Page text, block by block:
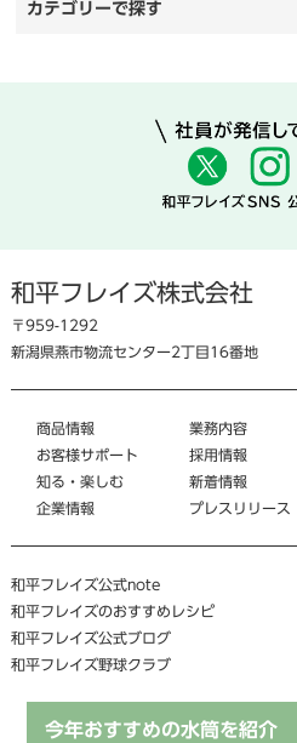
カテゴリーで探す
和平フレイズ株式会社
〒959-1292
新潟県燕市物流センター2丁目16番地
商品情報
お客様サポート
知る・楽しむ
企業情報
業務内容
採用情報
新着情報
プレスリリース
和平フレイズ公式note
和平フレイズのおすすめレシピ
和平フレイズ公式ブログ
和平フレイズ野球クラブ
今年おすすめの水筒を紹介